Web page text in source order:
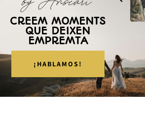
CREEM MOMENTS
QUE DEIXEN
EMPREMTA
¡HABLAMOS!